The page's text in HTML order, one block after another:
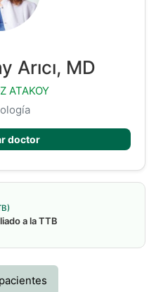
Arıcı, MD
ATAKOY
doctor
a la TTB